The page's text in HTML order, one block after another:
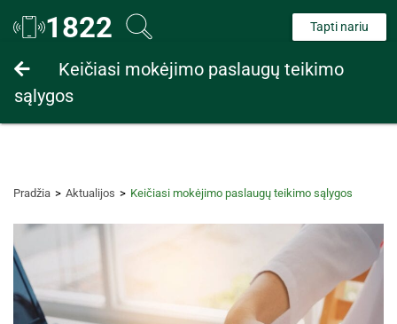
1822 Tapti nariu
Fiziniams asmenims
Keičiasi mokėjimo paslaugų teikimo
sąlygos
Pradžia Aktualijos Keičiasi mokėjimo paslaugų teikimo sąlygos